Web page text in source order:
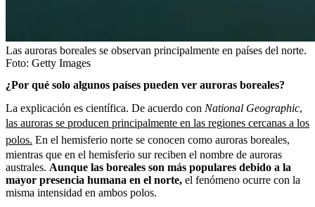
Las auroras boreales se observan principalmente en países del norte.
Foto: Getty Images
¿Por qué solo algunos países pueden ver auroras boreales?
La explicación es científica. De acuerdo con National Geographic,
las auroras se producen principalmente en las regiones cercanas a los
polos. En el hemisferio norte se conocen como auroras boreales,
mientras que en el hemisferio sur reciben el nombre de auroras
australes. Aunque las boreales son más populares debido a la
mayor presencia humana en el norte, el fenómeno ocurre con la
misma intensidad en ambos polos.